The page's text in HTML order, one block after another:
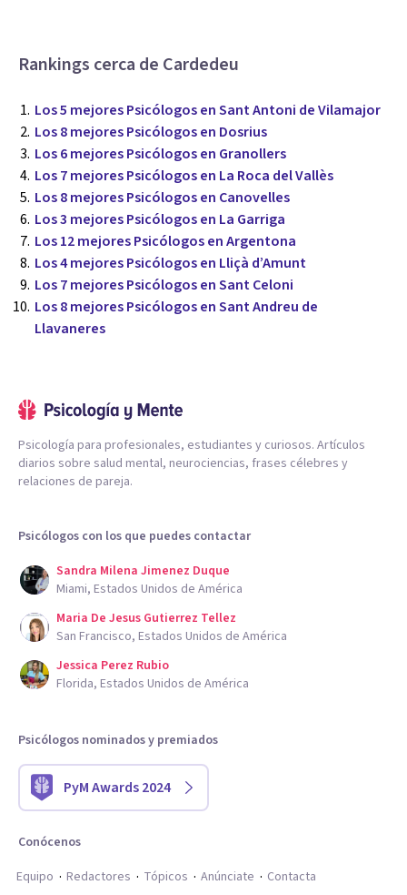
Rankings cerca de Cardedeu
Los 5 mejores Psicólogos en Sant Antoni de Vilamajor
Los 8 mejores Psicólogos en Dosrius
Los 6 mejores Psicólogos en Granollers
Los 7 mejores Psicólogos en La Roca del Vallès
Los 8 mejores Psicólogos en Canovelles
Los 3 mejores Psicólogos en La Garriga
Los 12 mejores Psicólogos en Argentona
Los 4 mejores Psicólogos en Lliçà d’Amunt
Los 7 mejores Psicólogos en Sant Celoni
Los 8 mejores Psicólogos en Sant Andreu de
Llavaneres
Psicología para profesionales, estudiantes y curiosos. Artículos
diarios sobre salud mental, neurociencias, frases célebres y
relaciones de pareja.
Psicólogos con los que puedes contactar
Sandra Milena Jimenez Duque
Miami, Estados Unidos de América
Maria De Jesus Gutierrez Tellez
San Francisco, Estados Unidos de América
Jessica Perez Rubio
Florida, Estados Unidos de América
Psicólogos nominados y premiados
PyM Awards 2024
Conócenos
Equipo
Redactores Tópicos Anúnciate Contacta